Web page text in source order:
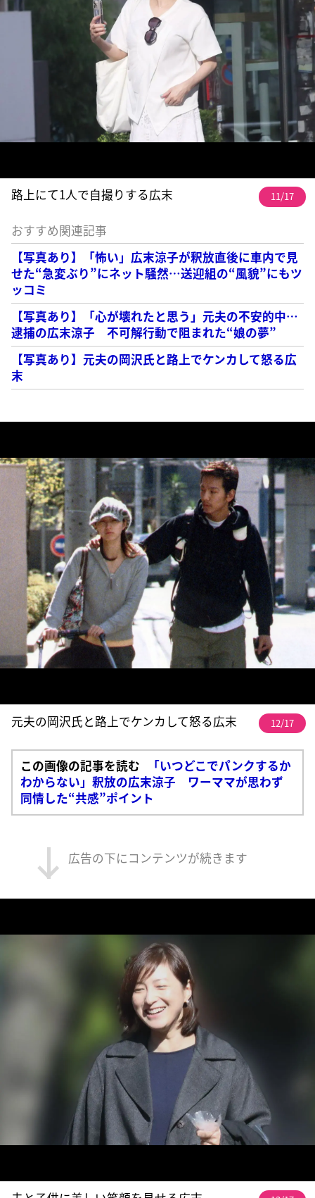
路上にて1人で自撮りする広末 11/17
おすすめ関連記事
【写真あり】「怖い」広末涼子が釈放直後に車内で見
せた“急変ぶり”にネット騒然…送迎組の“風貌”にもツ
ッコミ
【写真あり】「心が壊れたと思う」元夫の不安的中…
逮捕の広末涼子 不可解行動で阻まれた“娘の夢”
【写真あり】元夫の岡沢氏と路上でケンカして怒る広
末
元夫の岡沢氏と路上でケンカして怒る広末 12/17
この画像の記事を読む
「いつどこでパンクするか
わからない」釈放の広末涼子 ワーママが思わず
同情した“共感”ポイント
広告の下にコンテンツが続きます